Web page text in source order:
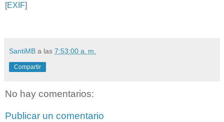
[EXIF]
SantiMB a las 7:53:00 a. m.
Compartir
No hay comentarios:
Publicar un comentario